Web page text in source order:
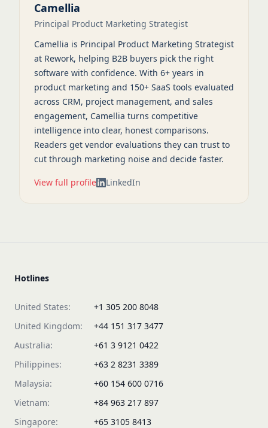
Camellia
Principal Product Marketing Strategist
Camellia is Principal Product Marketing Strategist
at Rework, helping B2B buyers pick the right
software with confidence. With 6+ years in
product marketing and 150+ SaaS tools evaluated
across CRM, project management, and sales
engagement, Camellia turns competitive
intelligence into clear, honest comparisons.
Readers get vendor evaluations they can trust to
cut through marketing noise and decide faster.
View full profile LinkedIn
Hotlines
United States:
+1 305 200 8048
United Kingdom:
+44 151 317 3477
Australia:
+61 3 9121 0422
Philippines:
+63 2 8231 3389
Malaysia:
+60 154 600 0716
Vietnam:
+84 963 217 897
Singapore:
+65 3105 8413